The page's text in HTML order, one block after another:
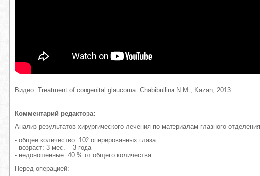
Видео: Treatment of congenital glaucoma. Сhabibullina N.M., Kazan, 2013.
Комментарий редактора:
Анализ результатов хирургического лечения по материалам глазного отделения
- общее количество: 102 оперированных глаза
- возраст: 3 мес. – 3 года
- недоношенные: 40 % от общего количества.
Перед операцией: